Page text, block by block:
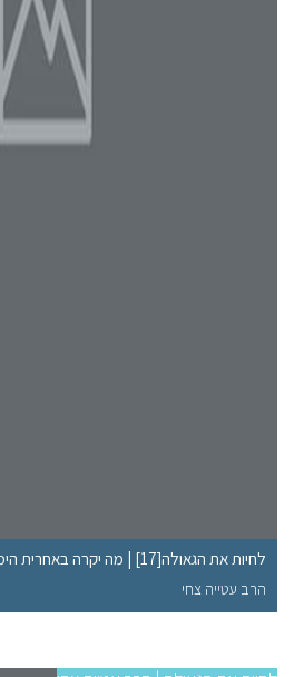
לחיות את הגאולה[17] | מה יקרה באחרית הימים? | הרב צחי עטייה
הרב עטייה צחי